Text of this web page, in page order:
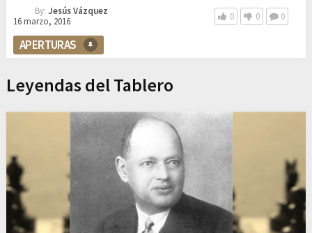
By: Jesús Vázquez
16 marzo, 2016
0 0 0
APERTURAS
Leyendas del Tablero